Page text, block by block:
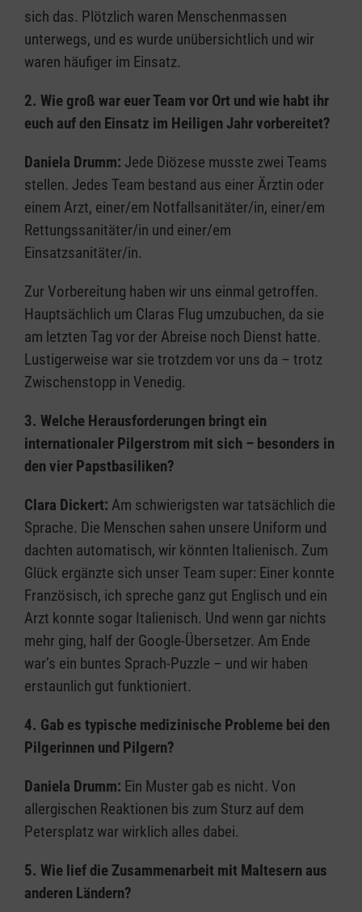
sich das. Plötzlich waren Menschenmassen
unterwegs, und es wurde unübersichtlich und wir
waren häufiger im Einsatz.
2. Wie groß war euer Team vor Ort und wie habt ihr
euch auf den Einsatz im Heiligen Jahr vorbereitet?
Daniela Drumm: Jede Diözese musste zwei Teams
stellen. Jedes Team bestand aus einer Ärztin oder
einem Arzt, einer/em Notfallsanitäter/in, einer/em
Rettungssanitäter/in und einer/em
Einsatzsanitäter/in.
Zur Vorbereitung haben wir uns einmal getroffen.
Hauptsächlich um Claras Flug umzubuchen, da sie
am letzten Tag vor der Abreise noch Dienst hatte.
Lustigerweise war sie trotzdem vor uns da – trotz
Zwischenstopp in Venedig.
3. Welche Herausforderungen bringt ein
internationaler Pilgerstrom mit sich – besonders in
den vier Papstbasiliken?
Clara Dickert: Am schwierigsten war tatsächlich die
Sprache. Die Menschen sahen unsere Uniform und
dachten automatisch, wir könnten Italienisch. Zum
Glück ergänzte sich unser Team super: Einer konnte
Französisch, ich spreche ganz gut Englisch und ein
Arzt konnte sogar Italienisch. Und wenn gar nichts
mehr ging, half der Google-Übersetzer. Am Ende
war’s ein buntes Sprach-Puzzle – und wir haben
erstaunlich gut funktioniert.
4. Gab es typische medizinische Probleme bei den
Pilgerinnen und Pilgern?
Daniela Drumm: Ein Muster gab es nicht. Von
allergischen Reaktionen bis zum Sturz auf dem
Petersplatz war wirklich alles dabei.
5. Wie lief die Zusammenarbeit mit Maltesern aus
anderen Ländern?